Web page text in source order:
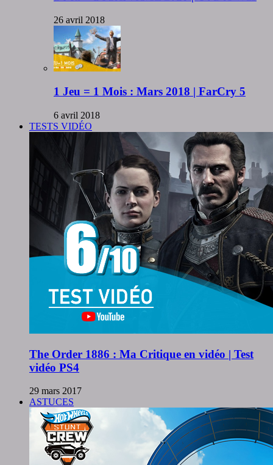
26 avril 2018
1 Jeu = 1 Mois : Mars 2018 | FarCry 5
6 avril 2018
TESTS VIDÉO
The Order 1886 : Ma Critique en vidéo | Test
vidéo PS4
29 mars 2017
ASTUCES